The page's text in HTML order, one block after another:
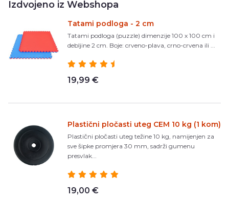
Izdvojeno iz Webshopa
Tatami podloga - 2 cm
Tatami podloga (puzzle) dimenzije 100 x 100 cm i
debljine 2 cm. Boje: crveno-plava, crno-crvena ili ...
19,99 €
Plastični pločasti uteg CEM 10 kg (1 kom)
Plastični pločasti uteg težine 10 kg, namijenjen za
sve šipke promjera 30 mm, sadrži gumenu
presvlak...
19,00 €